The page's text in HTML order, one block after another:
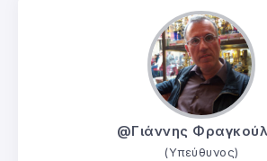
@Γιάννης
(Υπεύθυνος)